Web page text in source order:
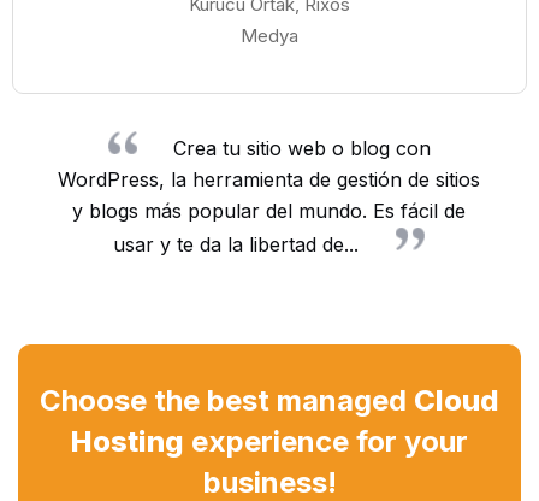
Medya
Crea tu sitio web o blog con
WordPress, la herramienta de gestión de sitios
y blogs más popular del mundo. Es fácil de
usar y te da la libertad de...
Choose the best managed Cloud
Hosting experience for your
business!